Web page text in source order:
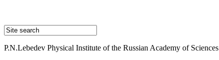
P.N.Lebedev Physical Institute of the Russian Academy of Sciences